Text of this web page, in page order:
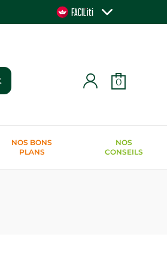
0
NOS BONS
PLANS
NOS
CONSEILS